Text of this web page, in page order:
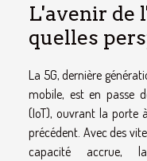
L'avenir de
quelles
La 5G, dernière
mobile, est en passe
(IoT), ouvrant la porte
précédent. Avec des
capacité accrue,